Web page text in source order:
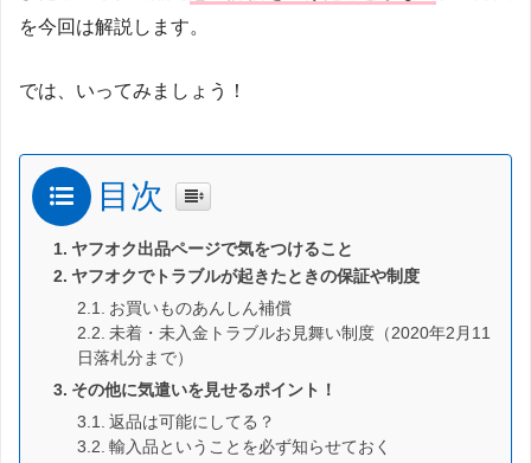
を今回は解説します。
では、いってみましょう！
目次
ヤフオク出品ページで気をつけること
ヤフオクでトラブルが起きたときの保証や制度
お買いものあんしん補償
未着・未入金トラブルお見舞い制度（2020年2月11
日落札分まで）
その他に気遣いを見せるポイント！
返品は可能にしてる？
輸入品ということを必ず知らせておく